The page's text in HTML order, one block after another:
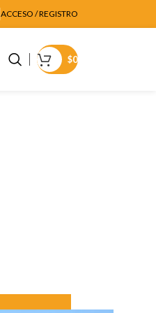
ACCESO / REGISTRO
$0